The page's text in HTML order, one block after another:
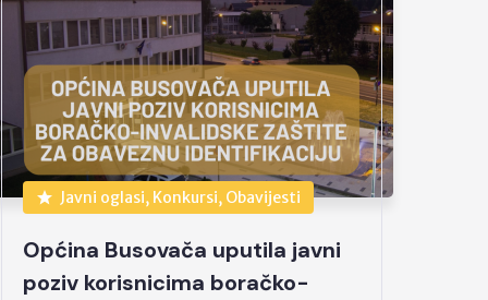
Javni oglasi, Konkursi, Obavijesti
Općina Busovača uputila javni
poziv korisnicima boračko-